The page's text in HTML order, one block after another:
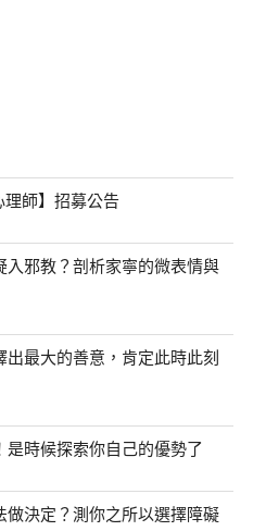
理師】招募公告
入邪教？剖析家寧的微表情與
最大的善意，肯定此時此刻
時候探索你自己的優勢了
做決定？測你之所以選擇障礙